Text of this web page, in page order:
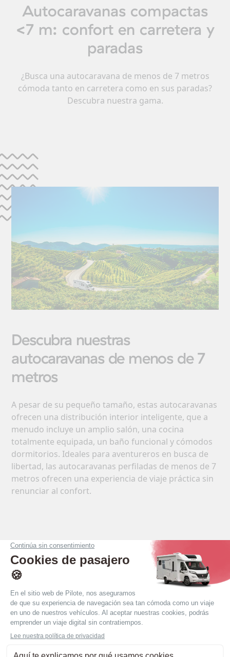
Autocaravanas compactas
<7 m: confort en carretera y
paradas
¿Busca una autocaravana de menos de 7 metros
cómoda tanto en carretera como en sus paradas?
Descubra nuestra gama.
Descubra nuestras
autocaravanas de menos de 7
metros
A pesar de su pequeño tamaño, estas autocaravanas
ofrecen una distribución interior inteligente, que a
menudo incluye un amplio salón, una cocina
totalmente equipada, un baño funcional y cómodos
dormitorios. Ideales para aventureros en busca de
libertad, las autocaravanas perfiladas de menos de 7
metros ofrecen una experiencia de viaje práctica sin
renunciar al confort.
Autocaravanas perfiladas
estrechas de menos de 7
metros
Sumérgete en la gama Atlas: vehículos estrechos (2,2